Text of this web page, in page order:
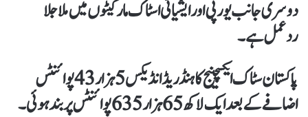
دوسری جانب یورپی اور ایشیائی اسٹاک مارکیٹوں میں ملا جلا
ردعمل ہے۔
پاکستان سٹاک ایکسچینج کا ہنڈریڈ انڈیکس 5 ہزار 43پوائنٹس
اضافے کے بعد ایک لاکھ 65 ہزار 635 پوائنٹس پر بند ہوئی۔